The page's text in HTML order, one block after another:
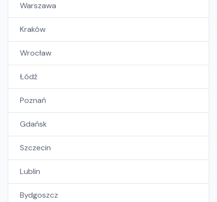
Warszawa
Kraków
Wrocław
Łódź
Poznań
Gdańsk
Szczecin
Lublin
Bydgoszcz